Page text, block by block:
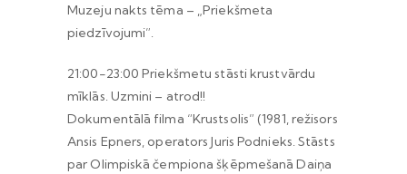
Muzeju nakts tēma – „Priekšmeta
piedzīvojumi”.
21:00-23:00 Priekšmetu stāsti krustvārdu
mīklās. Uzmini – atrod!!
Dokumentālā filma “Krustsolis” (1981, režisors
Ansis Epners, operators Juris Podnieks. Stāsts
par Olimpiskā čempiona šķēpmešanā Daiņa